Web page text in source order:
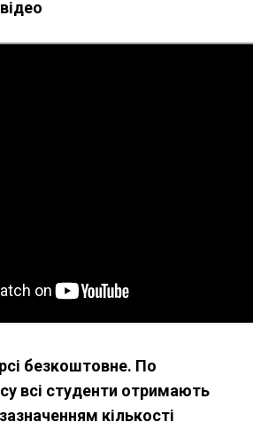
безкоштовне. По
всі студенти отримають
кількості